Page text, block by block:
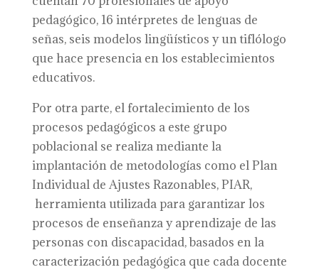
pedagógico, 16 intérpretes de lenguas de
señas, seis modelos lingüísticos y un tiflólogo
que hace presencia en los establecimientos
educativos.
Por otra parte, el fortalecimiento de los
procesos pedagógicos a este grupo
poblacional se realiza mediante la
implantación de metodologías como el Plan
Individual de Ajustes Razonables, PIAR,
herramienta utilizada para garantizar los
procesos de enseñanza y aprendizaje de las
personas con discapacidad, basados en la
caracterización pedagógica que cada docente